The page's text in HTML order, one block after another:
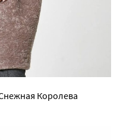
Королева